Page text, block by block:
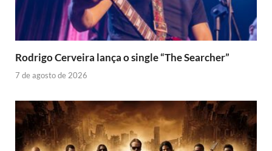
Rodrigo Cerveira lança o single “The Searcher”
7 de agosto de 2026